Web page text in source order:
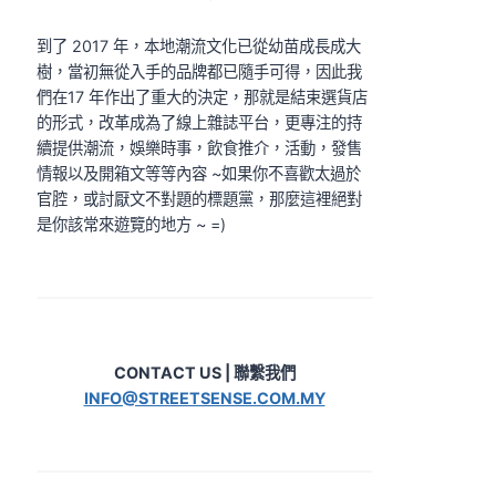
到了 2017 年，本地潮流文化已從幼苗成長成大
樹，當初無從入手的品牌都已隨手可得，因此我
們在17 年作出了重大的決定，那就是結束選貨店
的形式，改革成為了線上雜誌平台，更專注的持
續提供潮流，娛樂時事，飲食推介，活動，發售
情報以及開箱文等等內容 ~如果你不喜歡太過於
官腔，或討厭文不對題的標題黨，那麼這裡絕對
是你該常來遊覽的地方 ~ =)
CONTACT US | 聯繫我們
INFO@STREETSENSE.COM.MY